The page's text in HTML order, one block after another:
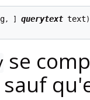
, querytext text
se
sauf